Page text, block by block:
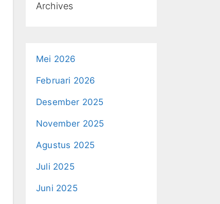
Archives
Mei 2026
Februari 2026
Desember 2025
November 2025
Agustus 2025
Juli 2025
Juni 2025